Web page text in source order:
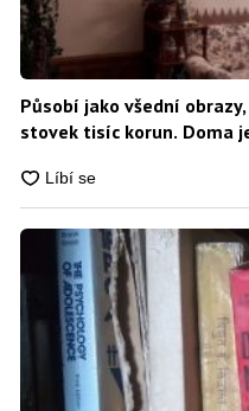
Působí jako všední
stovek tisíc korun. Doma